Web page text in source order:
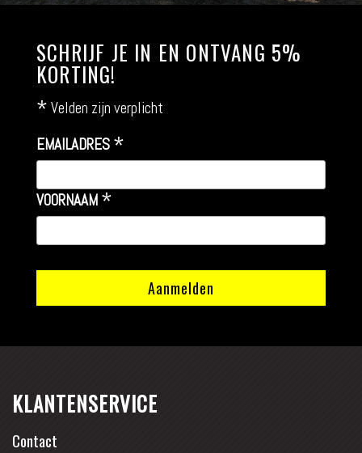
SCHRIJF JE IN EN ONTVANG 5%
KORTING!
* Velden zijn verplicht
EMAILADRES *
VOORNAAM *
KLANTENSERVICE
Contact